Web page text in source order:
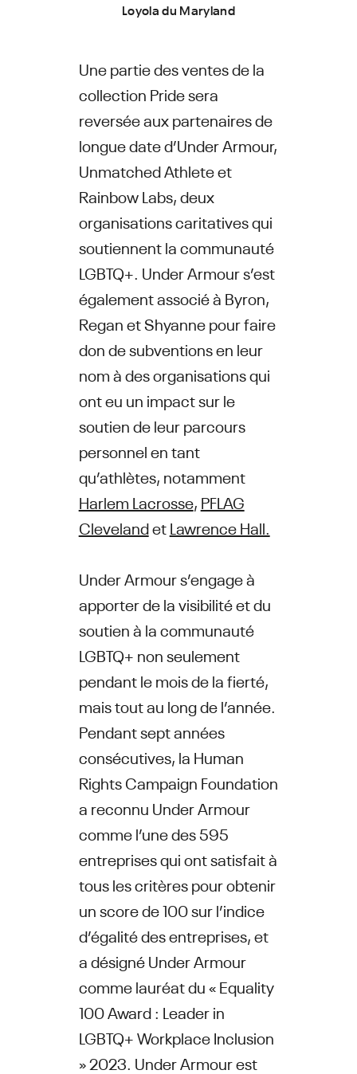
Loyola du Maryland
Une partie des ventes de la
collection Pride sera
reversée aux partenaires de
longue date d’Under Armour,
Unmatched Athlete et
Rainbow Labs, deux
organisations caritatives qui
soutiennent la communauté
LGBTQ+. Under Armour s’est
également associé à Byron,
Regan et Shyanne pour faire
don de subventions en leur
nom à des organisations qui
ont eu un impact sur le
soutien de leur parcours
personnel en tant
qu’athlètes, notamment
Harlem Lacrosse, PFLAG
ClevelandetLawrence Hall.
Under Armour s’engage à
apporter de la visibilité et du
soutien à la communauté
LGBTQ+ non seulement
pendant le mois de la fierté,
mais tout au long de l’année.
Pendant sept années
consécutives, la Human
Rights Campaign Foundation
a reconnu Under Armour
comme l’une des 595
entreprises qui ont satisfait à
tous les critères pour obtenir
un score de 100 sur l’indice
d’égalité des entreprises, et
a désigné Under Armour
comme lauréat du « Equality
100 Award : Leader in
LGBTQ+ Workplace Inclusion
» 2023. Under Armour est